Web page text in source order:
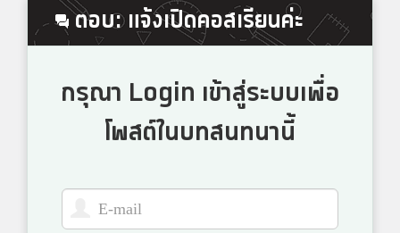
ตอบ: แจ้งเปิดคอสเรียนค่ะ
กรุณา Login เข้าสู่ระบบเพื่อ
โพสต์ในบทสนทนานี้